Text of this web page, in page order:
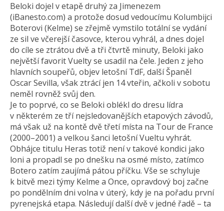
Beloki dojel v etapě druhý za Jimenezem
(iBanesto.com) a protože dosud vedoucímu Kolumbijci
Boterovi (Kelme) se zřejmě vymstilo totální se vydání
ze sil ve včerejší časovce, kterou vyhrál, a dnes dojel
do cíle se ztrátou dvě a tři čtvrtě minuty, Beloki jako
největší favorit Vuelty se usadil na čele. Jeden z jeho
hlavních soupeřů, objev letošní TdF, další Španěl
Oscar Sevilla, však ztrácí jen 14 vteřin, ačkoli v sobotu
neměl rovněž svůj den.
Je to poprvé, co se Beloki oblékl do dresu lídra
v některém ze tří nejsledovanějších etapových závodů,
má však už na kontě dvě třetí místa na Tour de France
(2000–2001) a velkou šanci letošní Vueltu vyhrát.
Obhájce titulu Heras totiž není v takové kondici jako
loni a propadl se po dnešku na osmé místo, zatímco
Botero zatím zaujímá pátou příčku. Vše se schyluje
k bitvě mezi týmy Kelme a Once, opravdový boj začne
po pondělním dni volna v úterý, kdy je na pořadu první
pyrenejská etapa. Následují další dvě v jedné řadě – ta